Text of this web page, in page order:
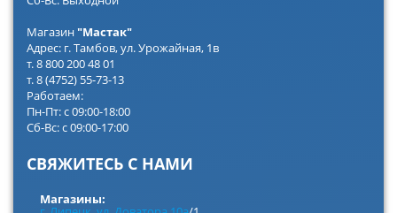
Магазин"Мастак"
Адрес: г. Тамбов, ул. Урожайная, 1в
т. 8 800 200 48 01
т. 8 (4752) 55-73-13
Работаем:
Пн-Пт: с 09:00-18:00
Сб-Вс: с 09:00-17:00
СВЯЖИТЕСЬ С НАМИ
Магазины: